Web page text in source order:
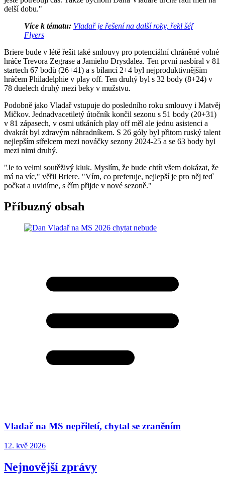
delší dobu."
Více k tématu: Vladař je řešení na další roky, řekl šéf
Flyers
Briere bude v létě řešit také smlouvy pro potenciální chráněné volné
hráče Trevora Zegrase a Jamieho Drysdalea. Ten první nasbíral v 81
startech 67 bodů (26+41) a s bilancí 2+4 byl nejproduktivnějším
hráčem Philadelphie v play off. Ten druhý byl s 32 body (8+24) v
78 duelech druhý mezi beky v mužstvu.
Podobně jako Vladař vstupuje do posledního roku smlouvy i Matvěj
Mičkov. Jednadvacetiletý útočník končil sezonu s 51 body (20+31)
v 81 zápasech, v osmi utkáních play off měl ale jednu asistenci a
dvakrát byl zdravým náhradníkem. S 26 góly byl přitom ruský talent
nejlepším střelcem mezi nováčky sezony 2024-25 a se 63 body byl
mezi nimi druhý.
"Je to velmi soutěživý kluk. Myslím, že bude chtít všem dokázat, že
má na víc," věřil Briere. "Vím, co preferuje, nejlepší je pro něj teď
počkat a uvidíme, s čím přijde v nové sezoně."
Příbuzný obsah
Vladař na MS nepřiletí, chytal se zraněním
12. kvě 2026
Nejnovější zprávy